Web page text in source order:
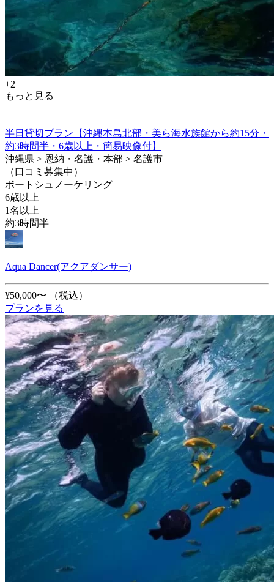
+2
もっと見る
半日貸切プラン【沖縄本島北部・美ら海水族館から約15分・
約3時間半・6歳以上・簡易映像付】
沖縄県 > 恩納・名護・本部 > 名護市
（口コミ募集中）
ボートシュノーケリング
6歳以上
1名以上
約3時間半
Aqua Dancer(アクアダンサー)
¥50,000〜
（税込）
プランを見る